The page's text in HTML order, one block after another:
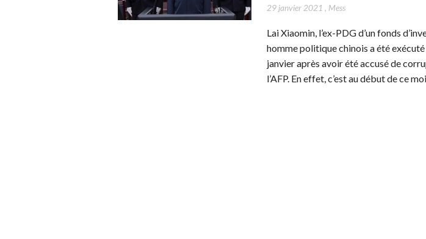
29 janvier 2021 , Mess
Lai Xiaomin, l’ex-PDG d’un fonds
homme politique chinois a été
janvier après avoir été accusé de
l’AFP. En effet, c’est au début de ce